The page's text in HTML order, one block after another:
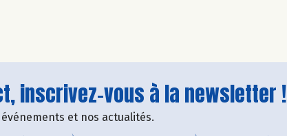
inscrivez-vous à la newsletter !
et nos actualités.